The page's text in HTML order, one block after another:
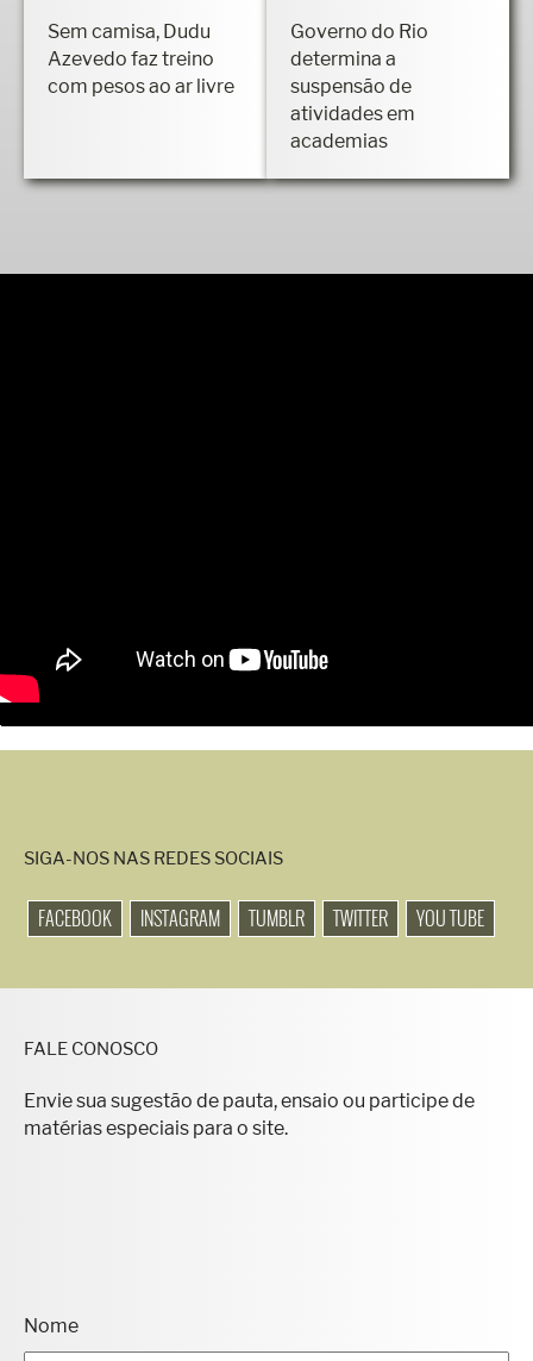
Sem camisa, Dudu
Azevedo faz treino
com pesos ao ar livre
Governo do Rio
determina a
suspensão de
atividades em
academias
SIGA-NOS NAS REDES SOCIAIS
FACEBOOK INSTAGRAM TUMBLR TWITTER YOU TUBE
FALE CONOSCO
Envie sua sugestão de pauta, ensaio ou participe de
matérias especiais para o site.
Nome